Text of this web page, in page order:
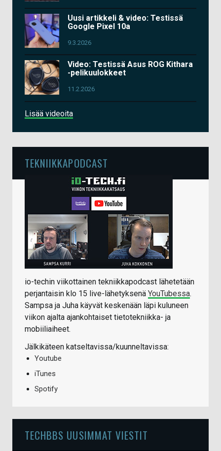
Uusi artikkeli & video: Testissä
Google Pixel 10a
9.3.2026
Video: Testissä Asus ROG Kithara
-pelikuulokkeet
11.2.2026
Lisää videoita
TEKNIIKKAPODCAST
io-techin viikottainen tekniikkapodcast lähetetään
perjantaisin klo 15 live-lähetyksenä YouTubessa.
Sampsa ja Juha käyvät keskenään läpi kuluneen
viikon ajalta ajankohtaiset tietotekniikka- ja
mobiiliaiheet.
Jälkikäteen katseltavissa/kuunneltavissa:
Youtube
iTunes
Spotify
TECHBBS UUSIMMAT VIESTIT